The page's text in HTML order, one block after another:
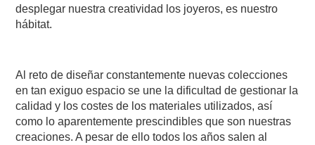
desplegar nuestra creatividad los joyeros, es nuestro
hábitat.
Al reto de diseñar constantemente nuevas colecciones
en tan exiguo espacio se une la dificultad de gestionar la
calidad y los costes de los materiales utilizados, así
como lo aparentemente prescindibles que son nuestras
creaciones. A pesar de ello todos los años salen al